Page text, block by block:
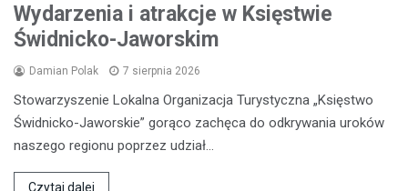
Wydarzenia i atrakcje w Księstwie
Świdnicko-Jaworskim
Damian Polak 7 sierpnia 2026
Stowarzyszenie Lokalna Organizacja Turystyczna „Księstwo
Świdnicko-Jaworskie” gorąco zachęca do odkrywania uroków
naszego regionu poprzez udział…
Czytaj dalej